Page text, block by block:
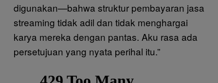
digunakan—bahwa struktur pembayaran jasa
streaming tidak adil dan tidak menghargai
karya mereka dengan pantas. Aku rasa ada
persetujuan yang nyata perihal itu.”